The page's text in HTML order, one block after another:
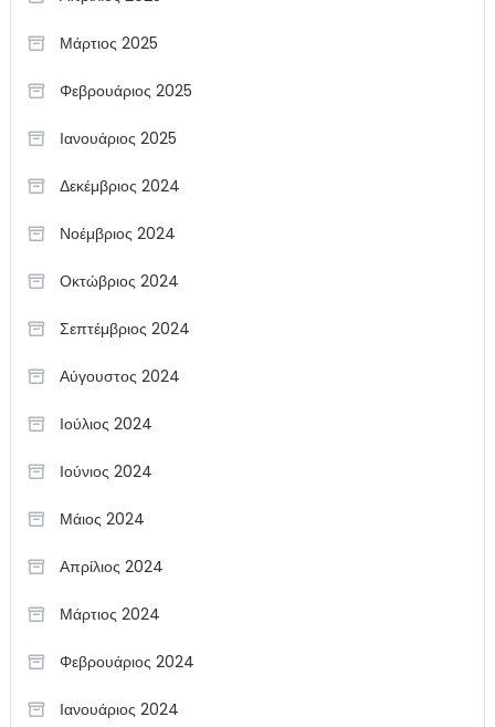
Μάρτιος 2025
Φεβρουάριος 2025
Ιανουάριος 2025
Δεκέμβριος 2024
Νοέμβριος 2024
Οκτώβριος 2024
Σεπτέμβριος 2024
Αύγουστος 2024
Ιούλιος 2024
Ιούνιος 2024
Μάιος 2024
Απρίλιος 2024
Μάρτιος 2024
Φεβρουάριος 2024
Ιανουάριος 2024